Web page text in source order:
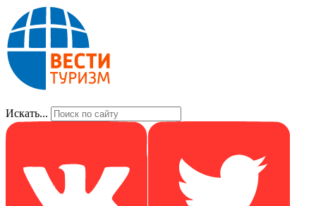
Искать...